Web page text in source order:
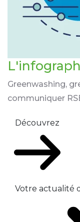
Greenwashing,
communiquer
Découvrez
Votre actualité